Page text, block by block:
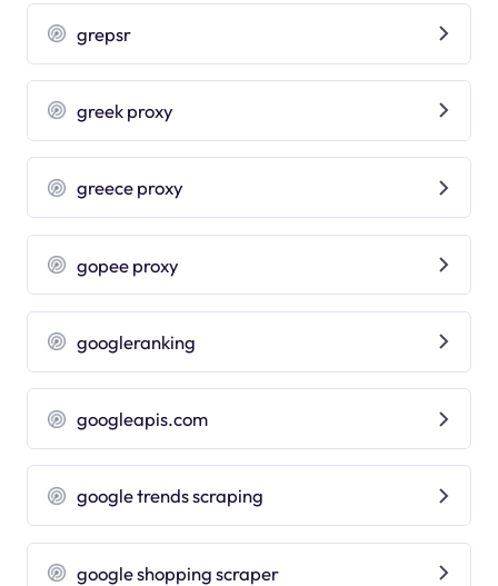
grepsr
greek proxy
greece proxy
gopee proxy
googleranking
googleapis.com
google trends scraping
google shopping scraper